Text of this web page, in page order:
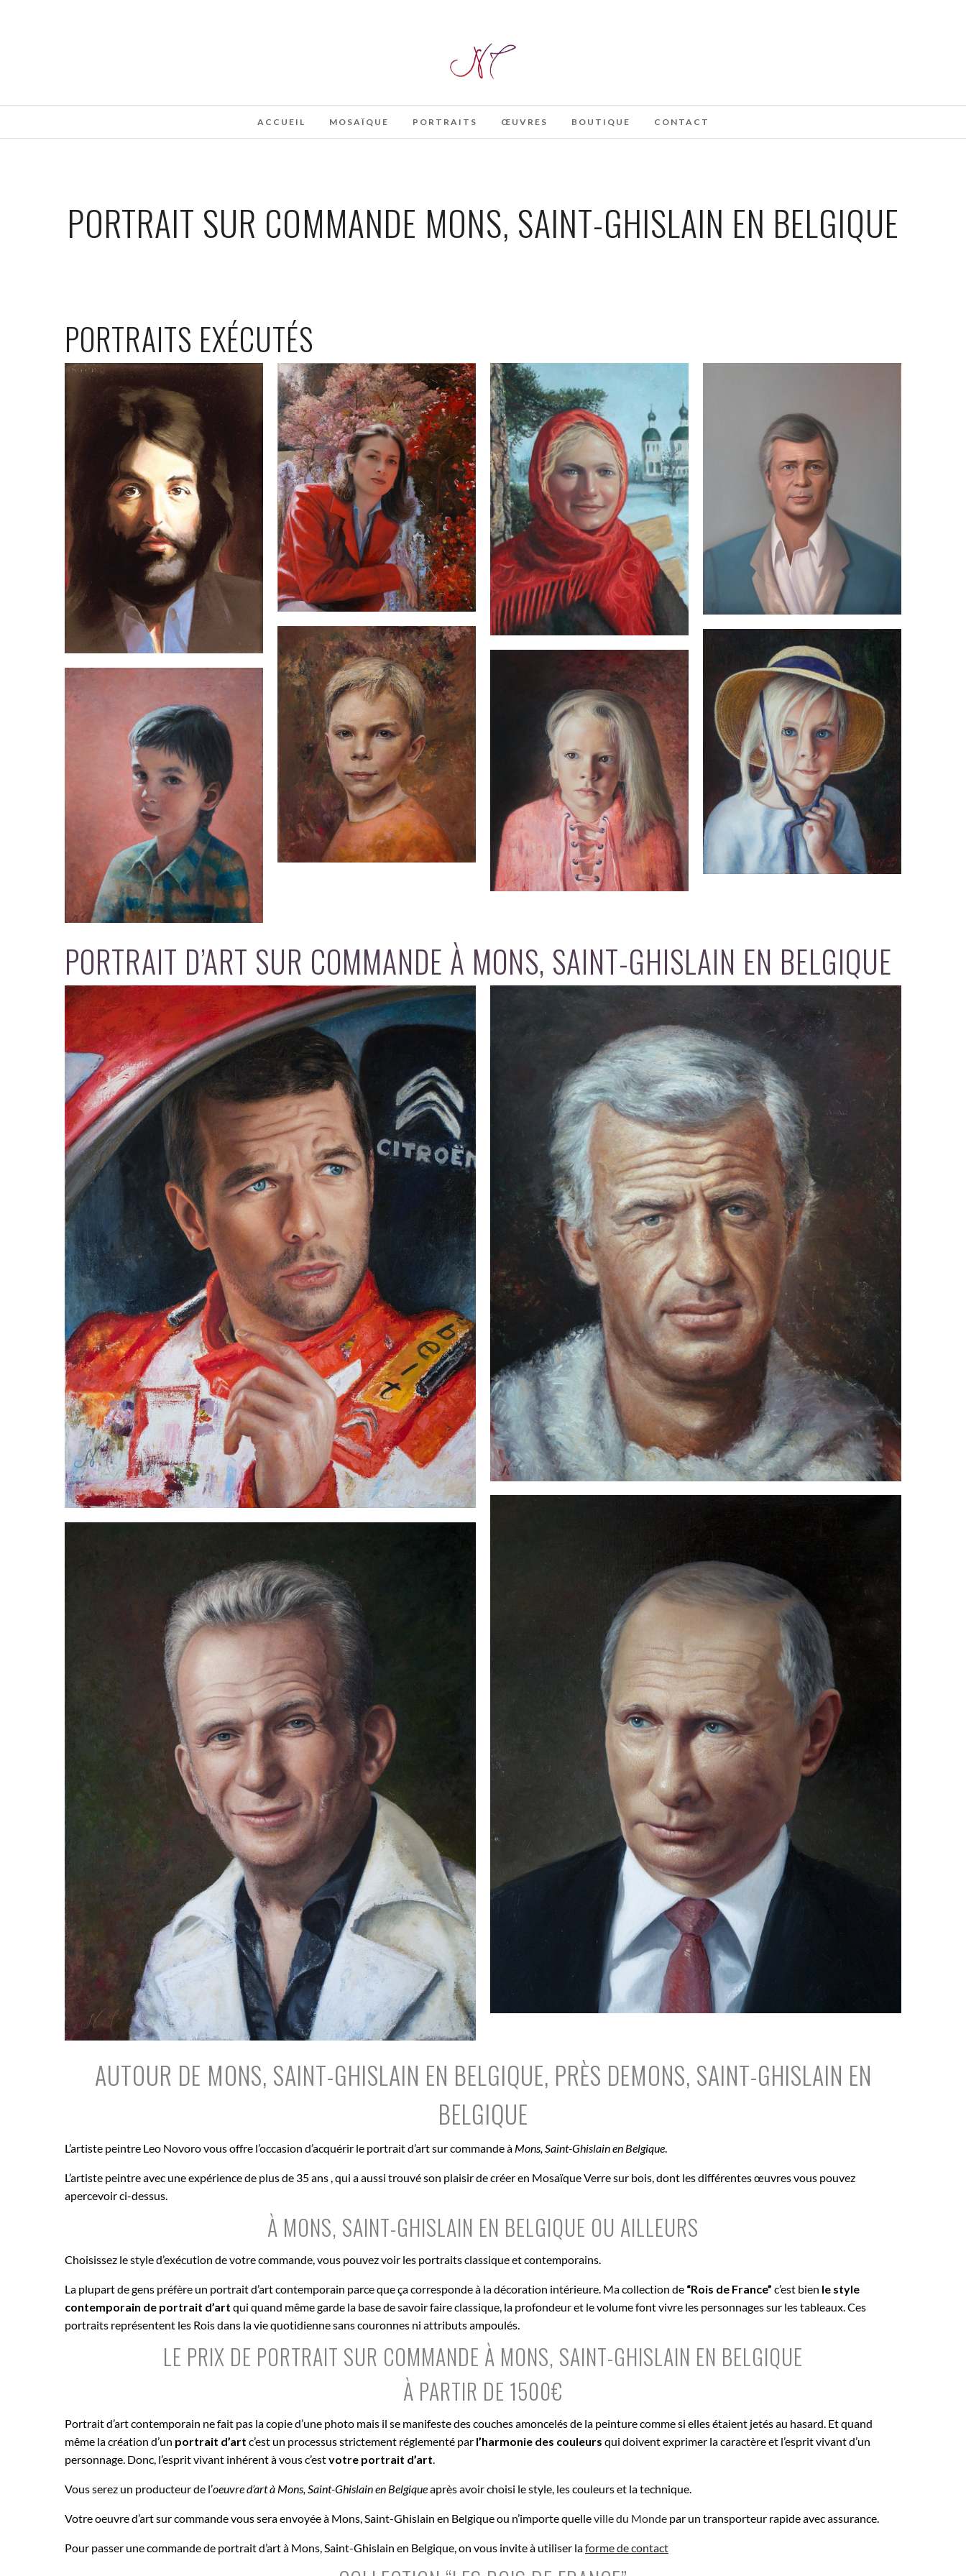
ACCUEIL MOSAÏQUE PORTRAITS ŒUVRES BOUTIQUE CONTACT
PORTRAIT SUR COMMANDE MONS, SAINT-GHISLAIN EN BELGIQUE
PORTRAITS EXÉCUTÉS
PORTRAIT D’ART SUR COMMANDE À MONS, SAINT-GHISLAIN EN BELGIQUE
AUTOUR DE MONS, SAINT-GHISLAIN EN BELGIQUE, PRÈS DEMONS, SAINT-GHISLAIN EN
BELGIQUE
L’artiste peintre Leo Novoro vous offre l’occasion d’acquérir le portrait d’art sur commande à Mons, Saint-Ghislain en Belgique
L’artiste peintre avec une expérience de plus de 35 ans , qui a aussi trouvé son plaisir de créer en Mosaïque Verre sur bois, dont les différentes œuvres vous pouvez
apercevoir ci-dessus.
À MONS, SAINT-GHISLAIN EN BELGIQUE OU AILLEURS
Choisissez le style d’exécution de votre commande, vous pouvez voir les portraits classique et contemporains.
La plupart de gens préfère un portrait d’art contemporain parce que ça corresponde à la décoration intérieure. Ma collection de “Rois de France” c’est bien le style
contemporain de portrait d’art qui quand même garde la base de savoir faire classique, la profondeur et le volume font vivre les personnages sur les tableaux. Ces
portraits représentent les Rois dans la vie quotidienne sans couronnes ni attributs ampoulés.
LE PRIX DE PORTRAIT SUR COMMANDE À MONS, SAINT-GHISLAIN EN BELGIQUE
À PARTIR DE 1500€
Portrait d’art contemporain ne fait pas la copie d’une photo mais il se manifeste des couches amoncelés de la peinture comme si elles étaient jetés au hasard. Et quand
même la création d’un portrait d’art c’est un processus strictement réglementé par l’harmonie des couleurs qui doivent exprimer la caractère et l’esprit vivant d’un
personnage. Donc, l’esprit vivant inhérent à vous c’estvotre portrait d’art
Vous serez un producteur de l’oeuvre d’art à Mons, Saint-Ghislain en Belgiqueaprès avoir choisi le style, les couleurs et la technique.
Votre oeuvre d’art sur commande vous sera envoyée à Mons, Saint-Ghislain en Belgique ou n’importe quelleville du Monde par un transporteur rapide avec assurance.
Pour passer une commande de portrait d’art à Mons, Saint-Ghislain en Belgique, on vous invite à utiliser laforme de contact